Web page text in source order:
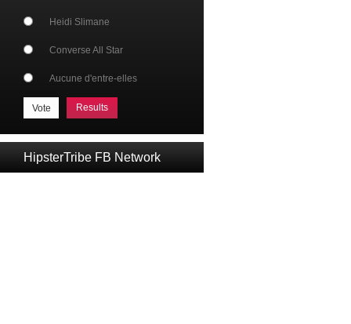
Heidi Slimane
Converse All Star
Aucune d'entre-elles
Results
HipsterTribe FB Network